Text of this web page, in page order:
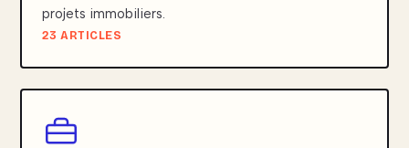
projets immobiliers.
23 ARTICLES